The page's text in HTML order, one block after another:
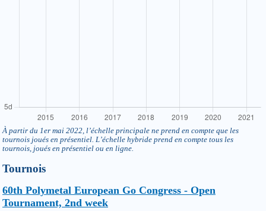
À partir du 1er mai 2022, l’échelle principale ne prend en compte que les
tournois joués en présentiel. L’échelle hybride prend en compte tous les
tournois, joués en présentiel ou en ligne.
Tournois
60th Polymetal European Go Congress - Open
Tournament, 2nd week